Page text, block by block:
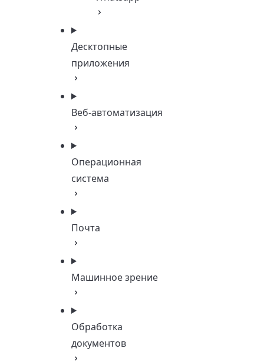
Десктопные
приложения
Веб-автоматизация
Операционная
система
Почта
Машинное зрение
Обработка
документов